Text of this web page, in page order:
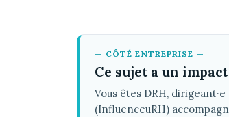
— CÔTÉ ENTREPRISE —
Ce sujet a un
Vous êtes DRH,
(InfluenceuRH)